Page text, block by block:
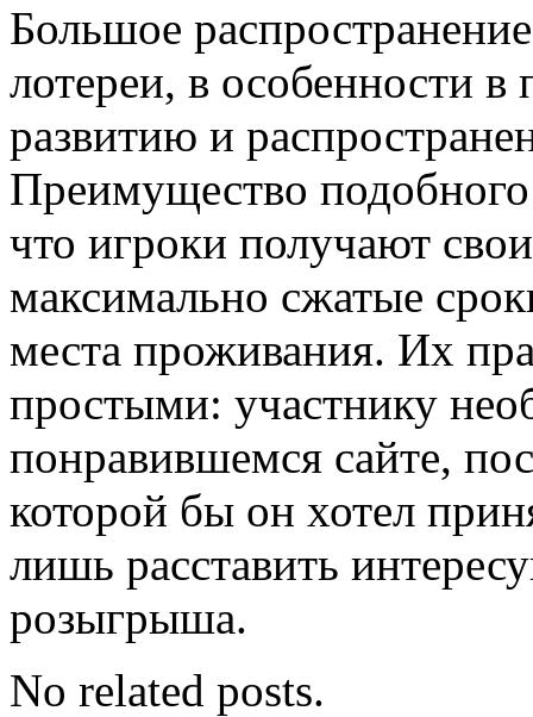
Большое
лотереи, в особенности в
развитию и
Преимущество подобного
что игроки получают
максимально сжатые
места проживания. Их
простыми: участнику
понравившемся сайте,
которой бы он хотел
лишь расставить
розыгрыша.
No related posts.